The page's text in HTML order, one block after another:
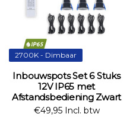
2700K - Dimbaar
Inbouwspots Set 6 Stuks
12V IP65 met
Afstandsbediening Zwart
€49,95 Incl. btw